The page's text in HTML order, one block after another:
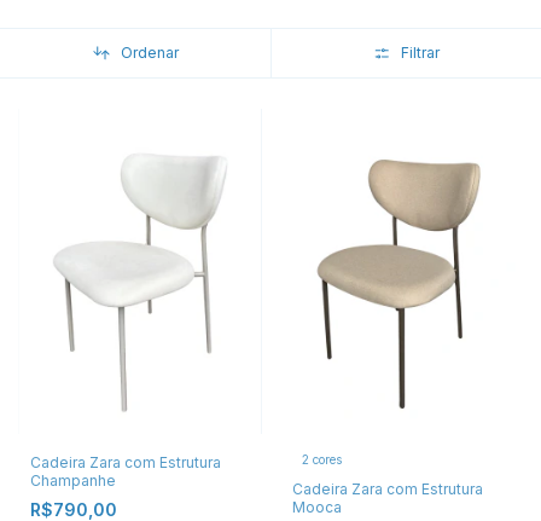
Ordenar Filtrar
Cadeira Zara com Estrutura
Champanhe
R$790,00
2 cores
Cadeira Zara com Estrutura
Mooca